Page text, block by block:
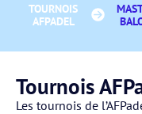
TOURNOIS
AFPADEL
Tournois
Les tournois de